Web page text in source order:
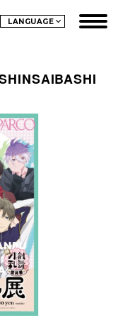
LANGUAGE